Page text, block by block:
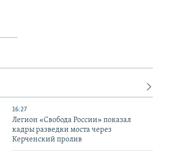
16:27
Легион «Свобода России» показал
кадры разведки моста через
Керченский пролив